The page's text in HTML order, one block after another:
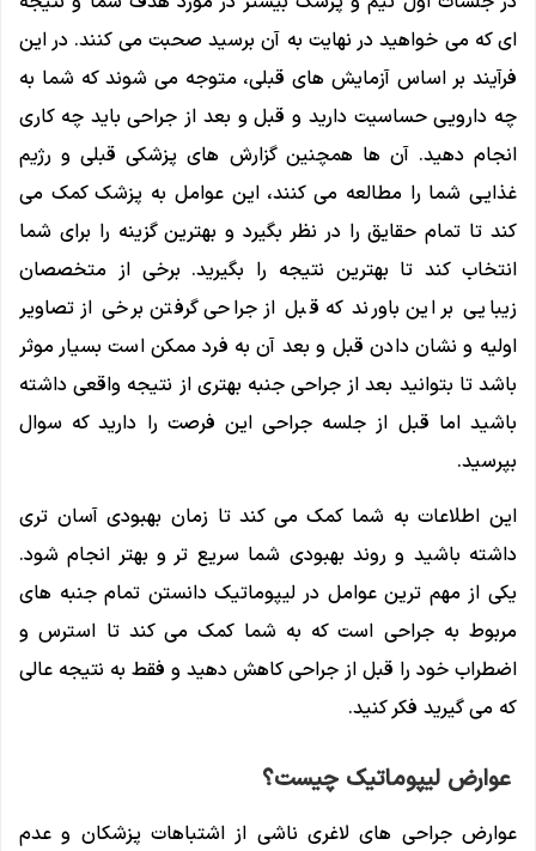
ای که می خواهید در نهایت به آن برسید صحبت می کنند. در این
فرآیند بر اساس آزمایش‌ های قبلی، متوجه می‌ شوند که شما به
چه دارویی حساسیت دارید و قبل و بعد از جراحی باید چه کاری
انجام دهید. آن ها همچنین گزارش های پزشکی قبلی و رژیم
غذایی شما را مطالعه می کنند، این عوامل به پزشک کمک می
کند تا تمام حقایق را در نظر بگیرد و بهترین گزینه را برای شما
انتخاب کند تا بهترین نتیجه را بگیرید. برخی از متخصصان
زیبایی بر این باورند که قبل از جراحی گرفتن برخی از تصاویر
اولیه و نشان دادن قبل و بعد آن به فرد ممکن است بسیار موثر
باشد تا بتوانید بعد از جراحی جنبه بهتری از نتیجه واقعی داشته
باشید اما قبل از جلسه جراحی این فرصت را دارید که سوال
بپرسید.
این اطلاعات به شما کمک می کند تا زمان بهبودی آسان تری
داشته باشید و روند بهبودی شما سریع تر و بهتر انجام شود.
یکی از مهم ترین عوامل در لیپوماتیک دانستن تمام جنبه های
مربوط به جراحی است که به شما کمک می کند تا استرس و
اضطراب خود را قبل از جراحی کاهش دهید و فقط به نتیجه عالی
که می گیرید فکر کنید.
عوارض لیپوماتیک چیست؟
عوارض جراحی های لاغری ناشی از اشتباهات پزشکان و عدم